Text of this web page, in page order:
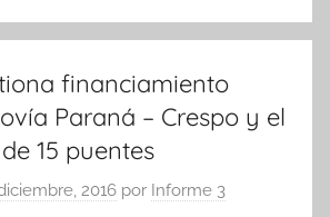
financiamiento
Paraná – Crespo y el
15 puentes
2016 por Informe 3